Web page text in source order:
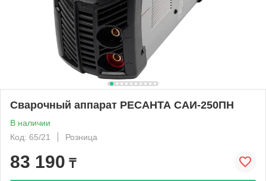
Сварочный аппарат РЕСАНТА САИ-250ПН
В наличии
Код: 65/21
Розница
83 190 ₸